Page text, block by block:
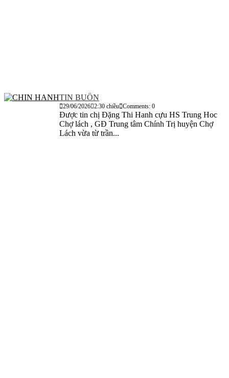
TIN BUỒN
29/06/2026 2:30 chiều Comments: 0
Được tin chị Đặng Thi Hanh cựu HS Trung Hoc
Chợ lách , GĐ Trung tâm Chính Trị huyện Chợ
Lách vừa từ trần...